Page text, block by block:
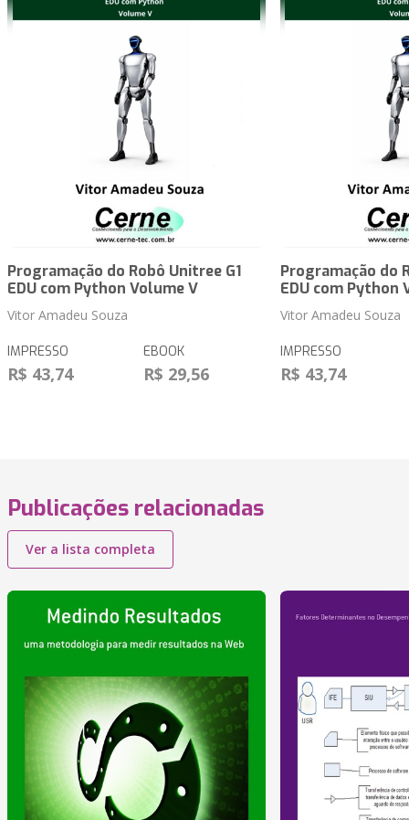
Programação do Robô Unitree G1
EDU com Python Volume V
Vitor Amadeu Souza
IMPRESSO
R$ 43,74
EBOOK
R$ 29,56
Programação do
EDU com Python
Vitor Amadeu Souza
IMPRESSO
R$ 43,74
Publicações relacionadas
Ver a lista completa